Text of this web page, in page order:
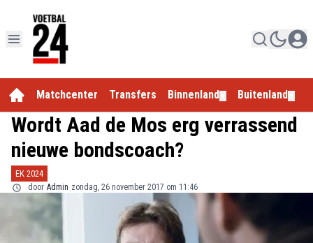
Matchcenter Transfers Binnenland Buitenland
Wordt Aad de Mos erg verrassend
nieuwe bondscoach?
EK 2024
door Admin zondag, 26 november 2017 om 11:46